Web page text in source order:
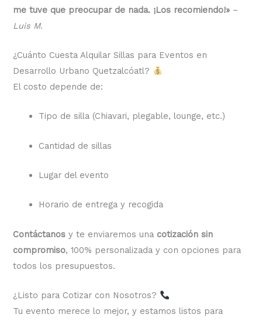
me tuve que preocupar de nada. ¡Los recomiendo!» –
Luis M.
¿Cuánto Cuesta Alquilar Sillas para Eventos en
Desarrollo Urbano Quetzalcóatl?
El costo depende de:
Tipo de silla (Chiavari, plegable, lounge, etc.)
Cantidad de sillas
Lugar del evento
Horario de entrega y recogida
Contáctanos y te enviaremos una cotización sin
compromiso, 100% personalizada y con opciones para
todos los presupuestos.
¿Listo para Cotizar con Nosotros?
Tu evento merece lo mejor, y estamos listos para